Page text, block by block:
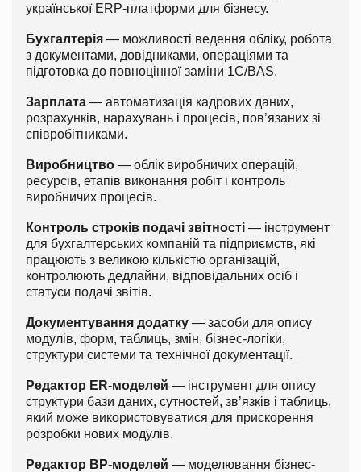
української ERP-платформи для бізнесу.
Бухгалтерія — можливості ведення обліку, робота
з документами, довідниками, операціями та
підготовка до повноцінної заміни 1С/BAS.
Зарплата — автоматизація кадрових даних,
розрахунків, нарахувань і процесів, пов’язаних зі
співробітниками.
Виробництво — облік виробничих операцій,
ресурсів, етапів виконання робіт і контроль
виробничих процесів.
Контроль строків подачі звітності — інструмент
для бухгалтерських компаній та підприємств, які
працюють з великою кількістю організацій,
контролюють дедлайни, відповідальних осіб і
статуси подачі звітів.
Документування додатку — засоби для опису
модулів, форм, таблиць, змін, бізнес-логіки,
структури системи та технічної документації.
Редактор ER-моделей — інструмент для опису
структури бази даних, сутностей, зв’язків і таблиць,
який може використовуватися для прискорення
розробки нових модулів.
Редактор BP-моделей — моделювання бізнес-